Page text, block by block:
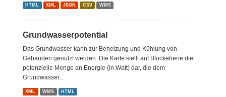
HTML XML JSON CSV WMS
Grundwasserpotential
Das Grundwasser kann zur Beheizung und Kühlung von
Gebäuden genutzt werden. Die Karte stellt auf Blockebene die
potenzielle Menge an Energie (in Watt) dar, die dem
Grundwasser...
XML WMS HTML